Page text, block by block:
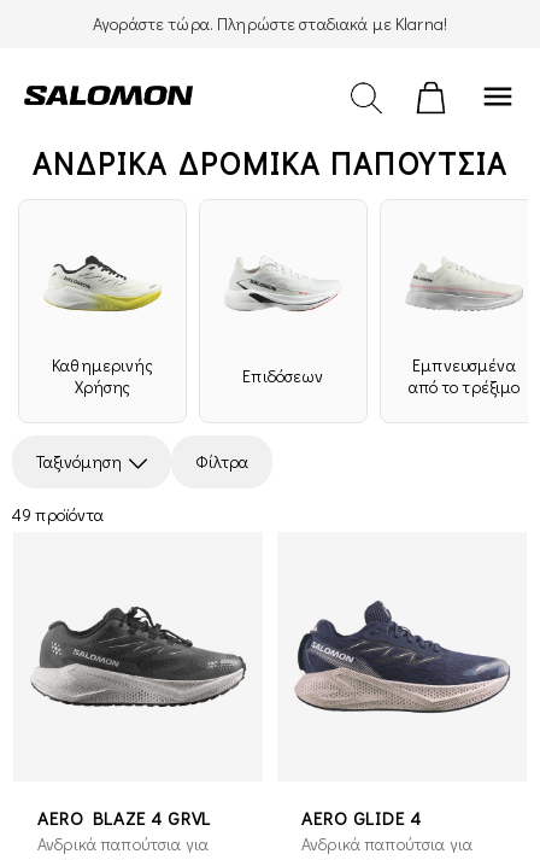
Αγοράστε τώρα. Πληρώστε σταδιακά με Klarna!
menu
ΑΝΔΡΙΚΆ ΔΡΟΜΙΚΑ ΠΑΠΟΥΤΣΙΑ
Καθημερινής
Χρήσης
Επιδόσεων
Εμπνευσμένα
από το τρέξιμο
Ταξινόμηση Φίλτρα
49 προϊόντα
AERO BLAZE 4 GRVL
Ανδρικά παπούτσια για
AERO GLIDE 4
Ανδρικά παπούτσια για